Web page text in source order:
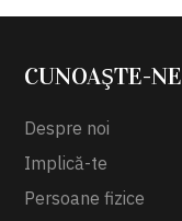
CUNOAŞTE-NE
Despre noi
Implică-te
Persoane fizice